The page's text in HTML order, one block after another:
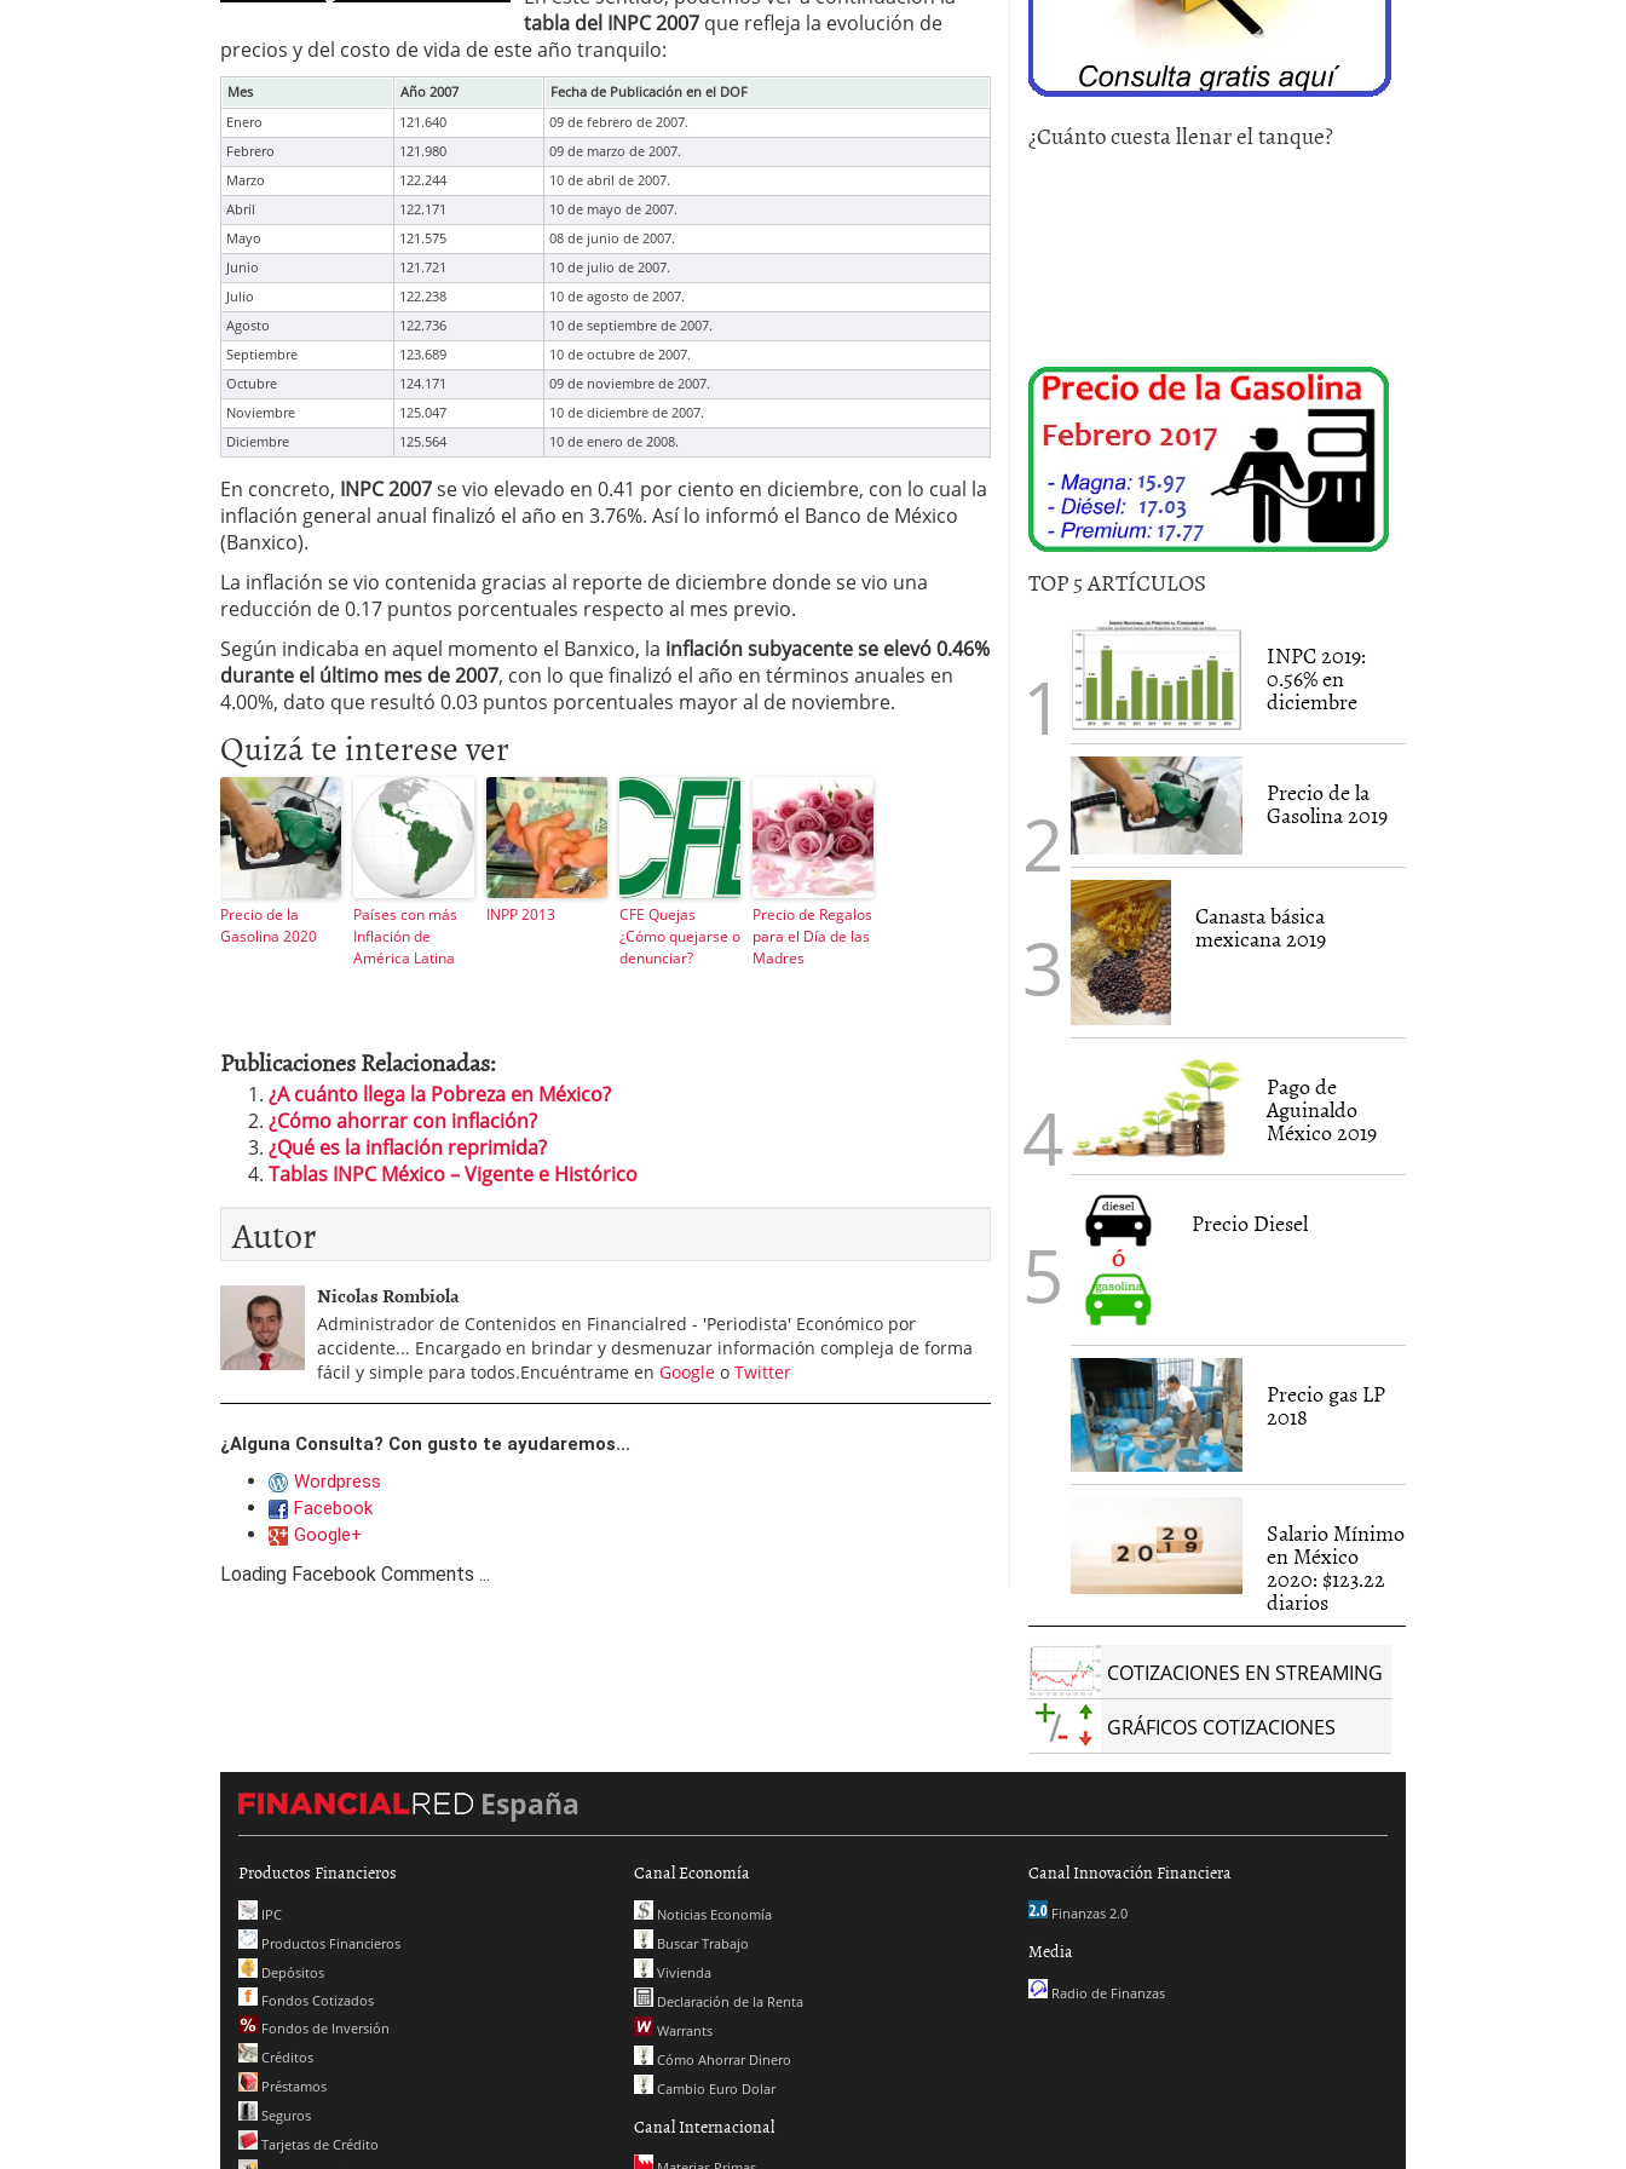
tabla del INPC 2007 que refleja la evolución de
precios y del costo de vida de este año tranquilo:
Mes Año 2007
Fecha de Publicación en el DOF
Enero
121.640
09 de febrero de 2007.
Febrero
121.980
09 de marzo de 2007.
Marzo
122.244
10 de abril de 2007.
Abril
122.171
10 de mayo de 2007.
Mayo
121.575
08 de junio de 2007.
Junio
121.721
10 de julio de 2007.
Julio
122.238
10 de agosto de 2007.
Agosto
122.736
10 de septiembre de 2007.
Septiembre
123.689
10 de octubre de 2007.
Octubre
124.171
09 de noviembre de 2007.
Noviembre
125.047
10 de diciembre de 2007.
Diciembre
125.564 10 de enero de 2008.
En concreto, INPC 2007se vio elevado en 0.41 por ciento en diciembre, con lo cual la
inflación general anual finalizó el año en 3.76%. Así lo informó el Banco de México
(Banxico).
La inflación se vio contenida gracias al reporte de diciembre donde se vio una
reducción de 0.17 puntos porcentuales respecto al mes previo.
Según indicaba en aquel momento el Banxico, la inflación subyacente se elevó 0.46%
durante el último mes de 2007, con lo que finalizó el año en términos anuales en
4.00%, dato que resultó 0.03 puntos porcentuales mayor al de noviembre.
Quizá te interese ver
Precio de la
Gasolina 2020
Países con más
Inflación de
América Latina
INPP 2013
CFE Quejas
¿Cómo quejarse o
denunciar?
Precio de Regalos
para el Día de las
Madres
Publicaciones Relacionadas:
¿A cuánto llega la Pobreza en México?
¿Cómo ahorrar con inflación?
¿Qué es la inflación reprimida?
Tablas INPC México – Vigente e Histórico
Autor
Nicolas Rombiola
Administrador de Contenidos en Financialred - 'Periodista' Económico por
accidente... Encargado en brindar y desmenuzar información compleja de forma
fácil y simple para todos.Encuéntrame en Google o Twitter
¿Alguna Consulta? Con gusto te ayudaremos...
Wordpress
Facebook
Google+
Loading Facebook Comments ...
¿Cuánto cuesta llenar el tanque?
TOP 5 ARTÍCULOS
INPC 2019:
0.56% en
diciembre
Precio de la
Gasolina 2019
Canasta básica
mexicana 2019
Pago de
Aguinaldo
México 2019
Precio Diesel
Precio gas LP
2018
Salario Mínimo
en México
2020: $123.22
diarios
COTIZACIONES EN STREAMING
GRÁFICOS COTIZACIONES
España
Productos Financieros
IPC
Productos Financieros
Depósitos
Fondos Cotizados
Fondos de Inversión
Créditos
Préstamos
Seguros
Tarjetas de Crédito
Canal Economía
Noticias Economía
Buscar Trabajo
Vivienda
Declaración de la Renta
Warrants
Cómo Ahorrar Dinero
Cambio Euro Dolar
Canal Internacional
Canal Innovación Financiera
Finanzas 2.0
Media
Radio de Finanzas